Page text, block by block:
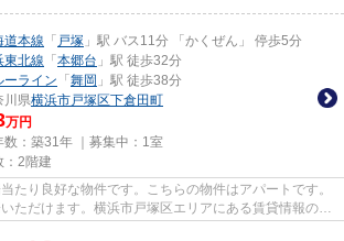
道本線 「 戸塚 」駅 バス11分 「かくぜん」 停歩5分
東北線 「 本郷台 」駅 徒歩32分
ーライン 「 舞岡 」駅 徒歩38分
川県横浜市戸塚区下倉田町
万円
数：築31年 ｜募集中： 1室
：2階建
たり良好な物件です。こちらの物件はアパートです。
ただけます。横浜市戸塚区エリアにある賃貸情報のこ
社...